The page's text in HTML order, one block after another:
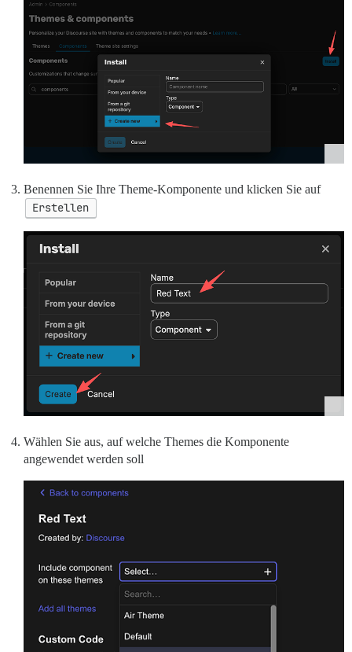
Benennen Sie Ihre Theme-Komponente und klicken Sie auf
Erstellen
Wählen Sie aus, auf welche Themes die Komponente
angewendet werden soll